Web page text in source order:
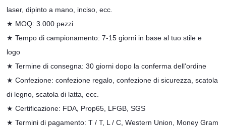
laser, dipinto a mano, inciso, ecc.
★ MOQ: 3.000 pezzi
★ Tempo di campionamento: 7-15 giorni in base al tuo stile e
logo
★ Termine di consegna: 30 giorni dopo la conferma dell'ordine
★Confezione: confezione regalo, confezione di sicurezza, scatola
di legno, scatola di latta, ecc.
★Certificazione: FDA, Prop65, LFGB, SGS
★Termini di pagamento: T / T, L / C, Western Union, Money Gram